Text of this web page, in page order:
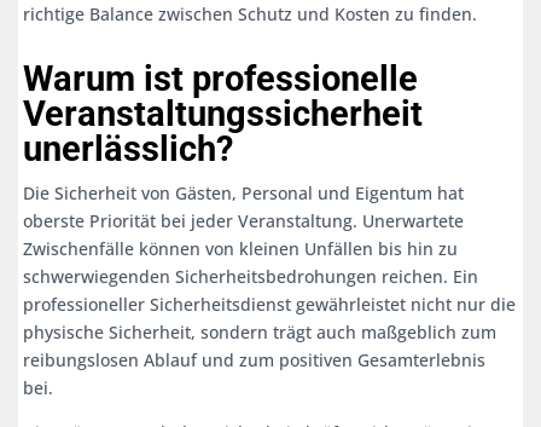
richtige Balance zwischen Schutz und Kosten zu finden.
Warum ist professionelle
Veranstaltungssicherheit
unerlässlich?
Die Sicherheit von Gästen, Personal und Eigentum hat
oberste Priorität bei jeder Veranstaltung. Unerwartete
Zwischenfälle können von kleinen Unfällen bis hin zu
schwerwiegenden Sicherheitsbedrohungen reichen. Ein
professioneller Sicherheitsdienst gewährleistet nicht nur die
physische Sicherheit, sondern trägt auch maßgeblich zum
reibungslosen Ablauf und zum positiven Gesamterlebnis
bei.